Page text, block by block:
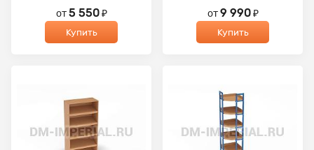
от5 550₽
Купить
от9 990₽
Купить